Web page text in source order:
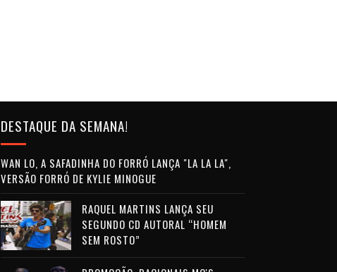
DESTAQUE DA SEMANA!
WAN LO, A SAFADINHA DO FORRÓ LANÇA "LA LA LA",
VERSÃO FORRÓ DE KYLIE MINOGUE
RAQUEL MARTINS LANÇA SEU
SEGUNDO CD AUTORAL “HOMEM
SEM ROSTO”